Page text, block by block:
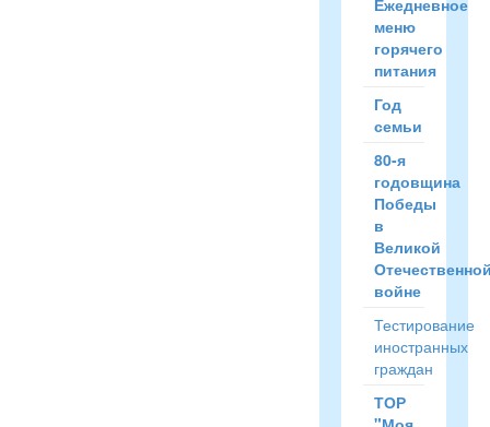
Ежедневное
меню
горячего
питания
Год
семьи
80-я
годовщина
Победы
в
Великой
войне
Тестирование
иностранных
граждан
ТОР